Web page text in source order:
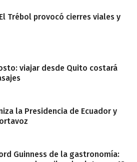
Trébol provocó cierres viales y
viajar desde Quito costará
la Presidencia de Ecuador y
Guinness de la gastronomía: